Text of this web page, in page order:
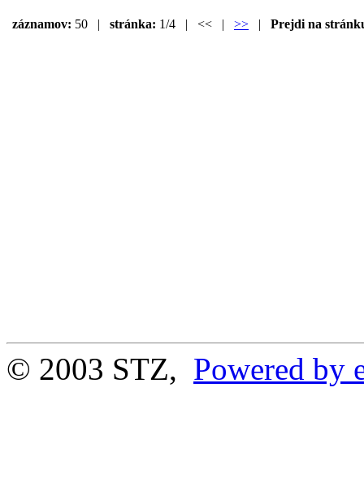
záznamov: 50 | stránka: 1/4 | << | >> | Prejdi na
© 2003 STZ, Powered by